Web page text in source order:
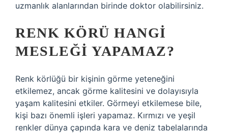
uzmanlık alanlarından birinde doktor olabilirsiniz.
RENK KÖRÜ HANGI
MESLEĞI YAPAMAZ?
Renk körlüğü bir kişinin görme yeteneğini
etkilemez, ancak görme kalitesini ve dolayısıyla
yaşam kalitesini etkiler. Görmeyi etkilemese bile,
kişi bazı önemli işleri yapamaz. Kırmızı ve yeşil
renkler dünya çapında kara ve deniz tabelalarında